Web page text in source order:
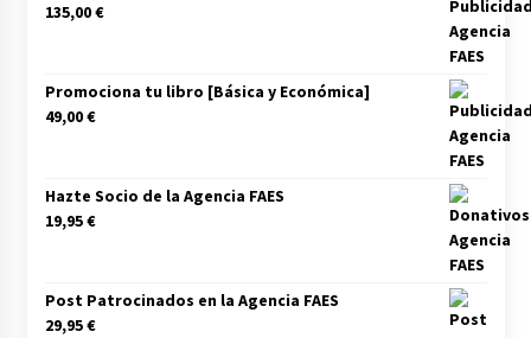
135,00€
Promociona tu libro [Básica y Económica]
49,00€
Hazte Socio de la Agencia FAES
19,95€
Post Patrocinados en la Agencia FAES
29,95€